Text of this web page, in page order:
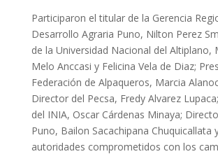
Participaron el titular de la Gerencia
Desarrollo Agraria Puno, Nilton Perez
de la Universidad Nacional del Altiplano,
Melo Anccasi y Felicina Vela de Diaz;
Federación de Alpaqueros, Marcia
Director del Pecsa, Fredy Alvarez
del INIA, Oscar Cárdenas Minaya;
Puno, Bailon Sacachipana Chuquicallata
autoridades comprometidos con los